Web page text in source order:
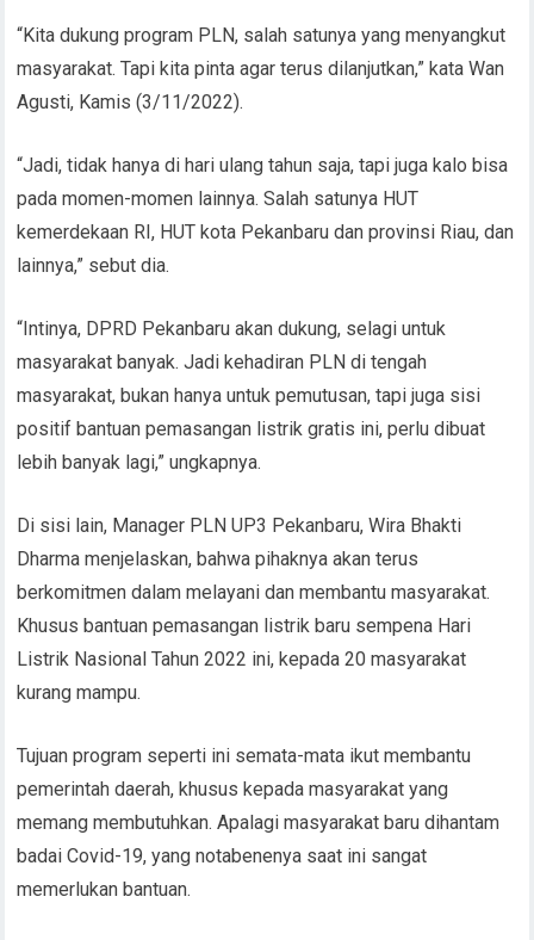
“Kita dukung program PLN, salah satunya yang menyangkut
masyarakat. Tapi kita pinta agar terus dilanjutkan,” kata Wan
Agusti, Kamis (3/11/2022).
“Jadi, tidak hanya di hari ulang tahun saja, tapi juga kalo bisa
pada momen-momen lainnya. Salah satunya HUT
kemerdekaan RI, HUT kota Pekanbaru dan provinsi Riau, dan
lainnya,” sebut dia.
“Intinya, DPRD Pekanbaru akan dukung, selagi untuk
masyarakat banyak. Jadi kehadiran PLN di tengah
masyarakat, bukan hanya untuk pemutusan, tapi juga sisi
positif bantuan pemasangan listrik gratis ini, perlu dibuat
lebih banyak lagi,” ungkapnya.
Di sisi lain, Manager PLN UP3 Pekanbaru, Wira Bhakti
Dharma menjelaskan, bahwa pihaknya akan terus
berkomitmen dalam melayani dan membantu masyarakat.
Khusus bantuan pemasangan listrik baru sempena Hari
Listrik Nasional Tahun 2022 ini, kepada 20 masyarakat
kurang mampu.
Tujuan program seperti ini semata-mata ikut membantu
pemerintah daerah, khusus kepada masyarakat yang
memang membutuhkan. Apalagi masyarakat baru dihantam
badai Covid-19, yang notabenenya saat ini sangat
memerlukan bantuan.